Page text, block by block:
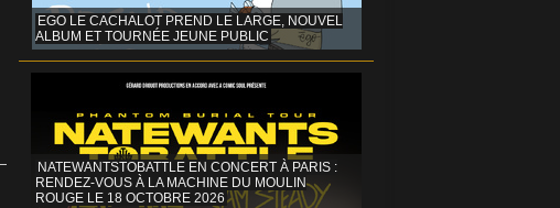
EGO LE CACHALOT PREND LE LARGE, NOUVEL
ALBUM ET TOURNÉE JEUNE PUBLIC
NATEWANTSTOBATTLE EN CONCERT À PARIS :
RENDEZ-VOUS À LA MACHINE DU MOULIN
ROUGE LE 18 OCTOBRE 2026